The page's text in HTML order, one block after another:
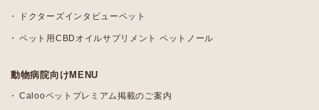
ドクターズインタビューペット
ペット用CBDオイルサプリメント ペットノール
動物病院向けMENU
Calooペットプレミアム掲載のご案内